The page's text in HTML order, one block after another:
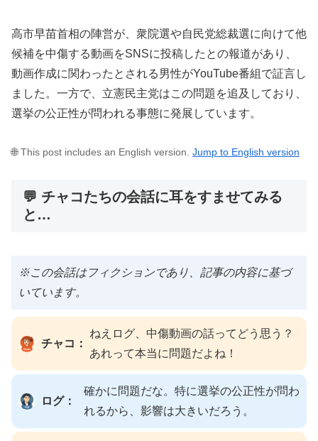
高市早苗首相の陣営が、衆院選や自民党総裁選に向けて他
候補を中傷する動画をSNSに投稿したとの報道があり、
動画作成に関わったとされる男性がYouTube番組で証言し
ました。一方で、立憲民主党はこの問題を追及しており、
選挙の公正性が問われる事態に発展しています。
🌐 This post includes an English version. Jump to English version
💬 チャコたちの会話に耳をすませてみる
と…
※この会話はフィクションであり、記事の内容に基づ
いています。
チャコ：
ねえログ、中傷動画の話ってどう思う？
あれって本当に問題だよね！
ログ：
確かに問題だな。特に選挙の公正性が問わ
れるから、影響は大きいだろう。